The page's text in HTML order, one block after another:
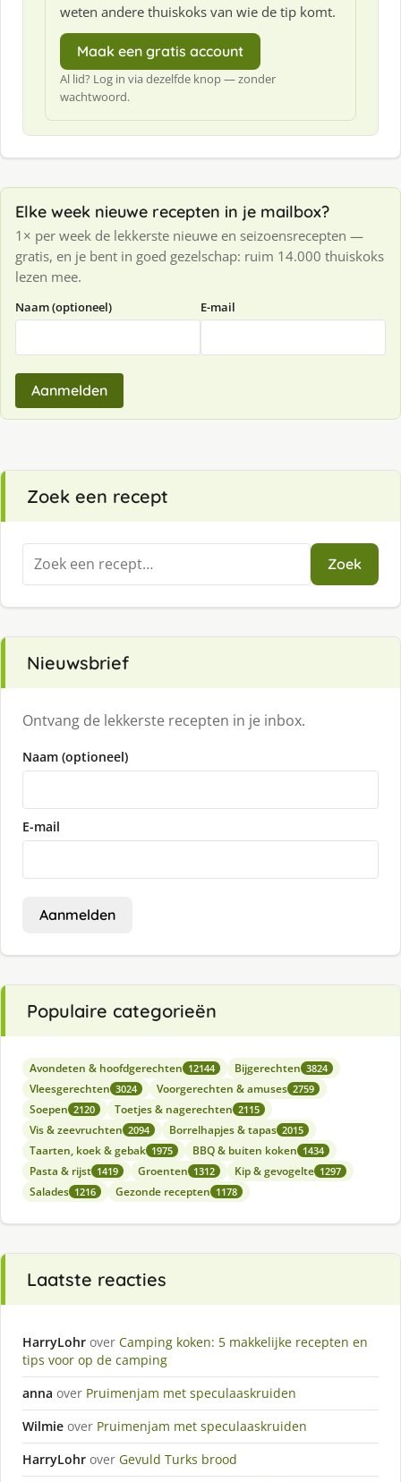
weten andere thuiskoks van wie de tip komt.
Maak een gratis account
Al lid? Log in via dezelfde knop — zonder
wachtwoord.
Elke week nieuwe recepten in je mailbox?
1× per week de lekkerste nieuwe en seizoensrecepten —
gratis, en je bent in goed gezelschap: ruim 14.000 thuiskoks
lezen mee.
Naam (optioneel) E-mail
Aanmelden
Zoek een recept
Zoeken
naar:
Zoek
Nieuwsbrief
Ontvang de lekkerste recepten in je inbox.
Naam (optioneel)
E-mail
Aanmelden
Populaire categorieën
Avondeten & hoofdgerechten 12144 Bijgerechten 3824
Vleesgerechten 3024 Voorgerechten & amuses 2759
Soepen 2120 Toetjes & nagerechten 2115
Vis & zeevruchten 2094 Borrelhapjes & tapas 2015
Taarten, koek & gebak 1975 BBQ & buiten koken 1434
Pasta & rijst 1419 Groenten 1312 Kip & gevogelte 1297
Salades 1216 Gezonde recepten 1178
Laatste reacties
HarryLohr over Camping koken: 5 makkelijke recepten en
tips voor op de camping
anna over Pruimenjam met speculaaskruiden
Wilmie over Pruimenjam met speculaaskruiden
HarryLohr over Gevuld Turks brood